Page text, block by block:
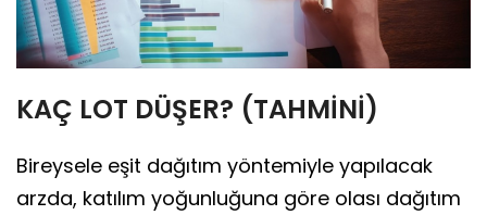
KAÇ LOT DÜŞER? (TAHMİNİ)
Bireysele eşit dağıtım yöntemiyle yapılacak
arzda, katılım yoğunluğuna göre olası dağıtım